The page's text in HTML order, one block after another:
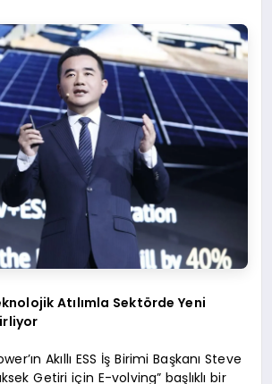
Atılımla Sektörde Yeni
Akıllı ESS İş Birimi Başkanı Steve
Getiri için E-volving” başlıklı bir